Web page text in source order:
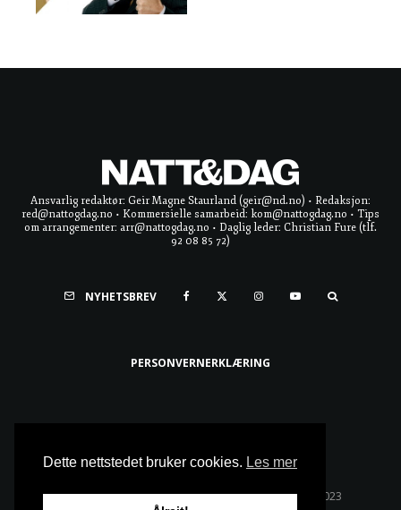
Ansvarlig redaktør: Geir Magne Staurland (geir@nd.no) • Redaksjon:
red@nattogdag.no • Kommersielle samarbeid: kom@nattogdag.no • Tips
om arrangementer: arr@nattogdag.no • Daglig leder: Christian Fure (tlf.
92 08 85 72)
NYHETSBREV
PERSONVERNERKLÆRING
Alle rettigheter reservert • Copyright © Natt & Dag 2023
Dette nettstedet bruker cookies. Les mer